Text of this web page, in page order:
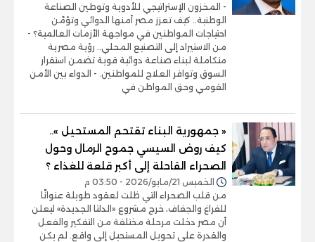
- المخزون الإستراتيجي للأدوية وتوطين الصناعة
الوطنية.. كيف تعزز مصر أمنها الدوائي وتؤمّن
احتياجات المواطنين في مواجهة الأزمات العالمية؟ -
من الاستيراد إلى التصنيع المحلي.. رؤية مصرية
متكاملة لبناء صناعة دوائية قوية تضمن استقرار
السوق وتوافر العلاج للمواطنين. - الدواء بين الأمن
القومي وحق المواطن في
« جمهورية البناء تقتحم المستحيل »..
كيف روض السيسي جموح الرمال وحول
الصحراء القاحلة إلى أكبر قلعة للغذاء ؟
الخميس 21/مايو/2026 - 03:50 م
من قلب الصحراء التي ظلت لعقود طويلة عنوانًا
للفراغ والجفاف، خرج مشروع «الدلتا الجديدة» ليعلن
أن مصر دخلت مرحلة مختلفة من التفكير والفعل
والقدرة على تحويل المستحيل إلى واقع. لم يكن